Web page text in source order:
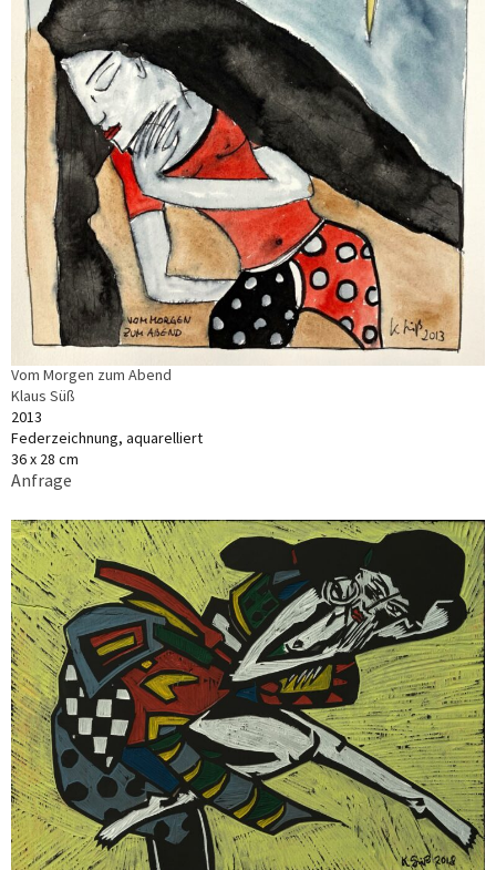
Vom Morgen zum Abend
Klaus Süß
2013
Federzeichnung, aquarelliert
36 x 28 cm
Anfrage